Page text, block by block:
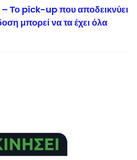
© enkinisi.gr
Το pick-up που αποδεικνύει
μπορεί να τα έχει όλα